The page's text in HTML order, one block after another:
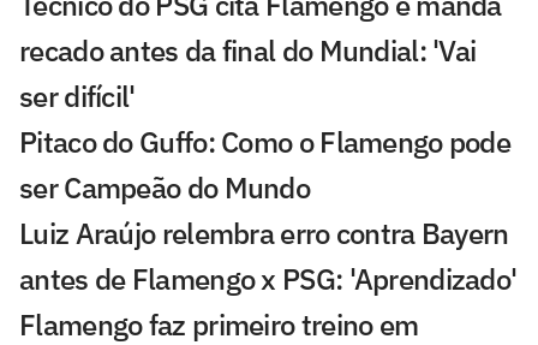
recado antes da final do Mundial: 'Vai
ser difícil'
Pitaco do Guffo: Como o Flamengo pode
ser Campeão do Mundo
Luiz Araújo relembra erro contra Bayern
antes de Flamengo x PSG: 'Aprendizado'
Flamengo faz primeiro treino em